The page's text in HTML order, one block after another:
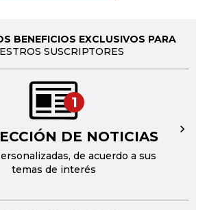
BENEFICIOS EXCLUSIVOS PARA
SUSCRIPTORES
1
DE NOTICIAS
de acuerdo a sus
temas de interés
→